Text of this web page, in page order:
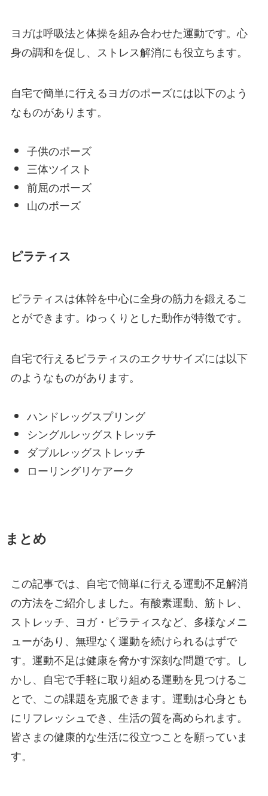
ヨガは呼吸法と体操を組み合わせた運動です。心
身の調和を促し、ストレス解消にも役立ちます。
自宅で簡単に行えるヨガのポーズには以下のよう
なものがあります。
子供のポーズ
三体ツイスト
前屈のポーズ
山のポーズ
ピラティス
ピラティスは体幹を中心に全身の筋力を鍛えるこ
とができます。ゆっくりとした動作が特徴です。
自宅で行えるピラティスのエクササイズには以下
のようなものがあります。
ハンドレッグスプリング
シングルレッグストレッチ
ダブルレッグストレッチ
ローリングリケアーク
まとめ
この記事では、自宅で簡単に行える運動不足解消
の方法をご紹介しました。有酸素運動、筋トレ、
ストレッチ、ヨガ・ピラティスなど、多様なメニ
ューがあり、無理なく運動を続けられるはずで
す。運動不足は健康を脅かす深刻な問題です。し
かし、自宅で手軽に取り組める運動を見つけるこ
とで、この課題を克服できます。運動は心身とも
にリフレッシュでき、生活の質を高められます。
皆さまの健康的な生活に役立つことを願っていま
す。